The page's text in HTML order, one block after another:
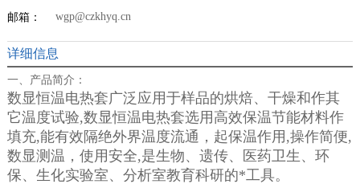
邮箱： wgp@czkhyq.cn
详细信息
一、产品简介：
数显恒温电热套广泛应用于样品的烘焙、干燥和作其
它温度试验,数显恒温电热套选用高效保温节能材料作
填充,能有效隔绝外界温度流通，起保温作用,操作简便,
数显测温，使用安全,是生物、遗传、医药卫生、环
保、生化实验室、分析室教育科研的*工具。